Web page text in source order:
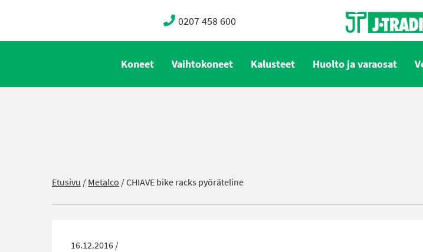
0207 458 600
Koneet Vaihtokoneet Kalusteet Huolto ja varaosat
Etusivu /Metalco /CHIAVE bike racks pyöräteline
16.12.2016 /